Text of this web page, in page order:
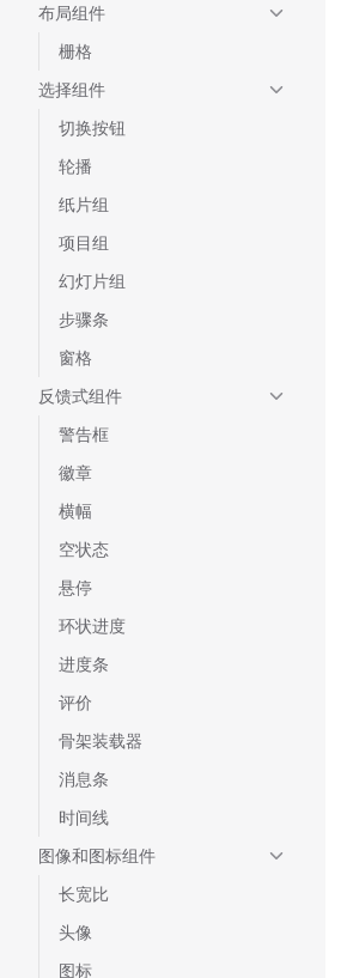
布局组件
栅格
选择组件
切换按钮
轮播
纸片组
项目组
幻灯片组
步骤条
窗格
反馈式组件
警告框
徽章
横幅
空状态
悬停
环状进度
进度条
评价
骨架装载器
消息条
时间线
图像和图标组件
长宽比
头像
图标